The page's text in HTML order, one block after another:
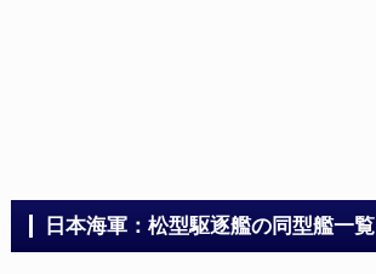
日本海軍：松型駆逐艦の同型艦一覧